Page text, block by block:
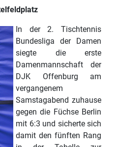
In der 2. Tischtennis
Bundesliga der Damen
siegte die erste
Damenmannschaft der
DJK Offenburg am
vergangenem
Samstagabend zuhause
gegen die Füchse Berlin
mit 6:3 und sicherte sich
damit den fünften Rang